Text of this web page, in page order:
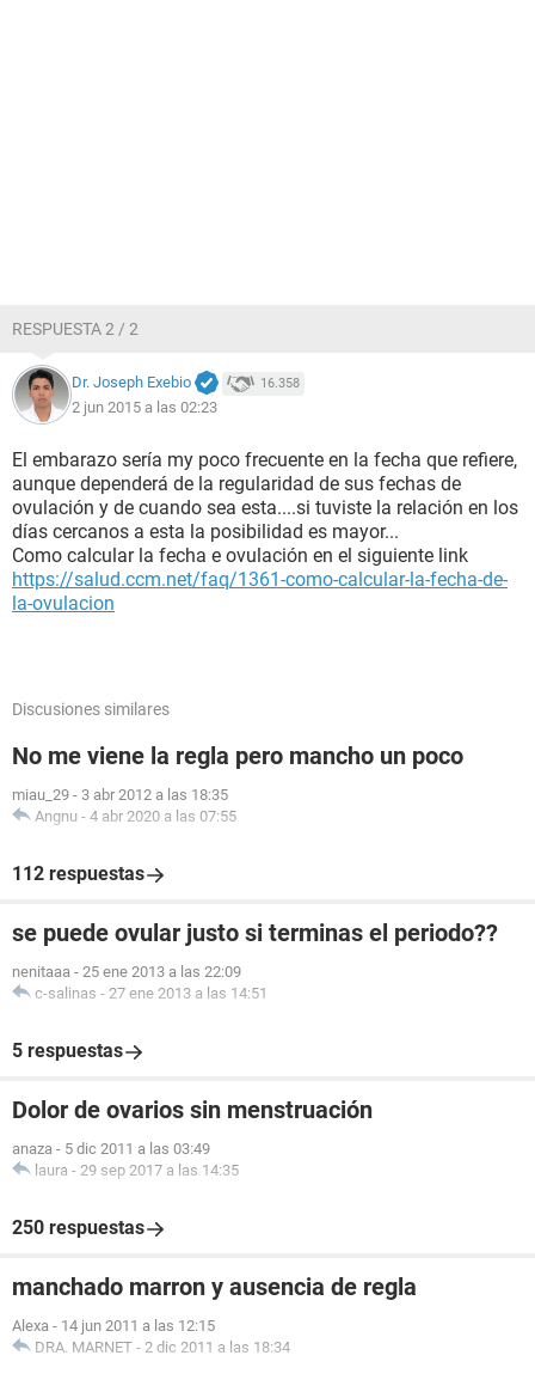
RESPUESTA 2 / 2
Dr. Joseph Exebio 16.358
2 jun 2015 a las 02:23
El embarazo sería my poco frecuente en la fecha que refiere,
aunque dependerá de la regularidad de sus fechas de
ovulación y de cuando sea esta....si tuviste la relación en los
días cercanos a esta la posibilidad es mayor...
Como calcular la fecha e ovulación en el siguiente link
https://salud.ccm.net/faq/1361-como-calcular-la-fecha-de-
la-ovulacion
Discusiones similares
No me viene la regla pero mancho un poco
miau_29 - 3 abr 2012 a las 18:35
Angnu - 4 abr 2020 a las 07:55
112 respuestas
se puede ovular justo si terminas el periodo??
nenitaaa - 25 ene 2013 a las 22:09
c-salinas - 27 ene 2013 a las 14:51
5 respuestas
Dolor de ovarios sin menstruación
anaza - 5 dic 2011 a las 03:49
laura - 29 sep 2017 a las 14:35
250 respuestas
manchado marron y ausencia de regla
Alexa - 14 jun 2011 a las 12:15
DRA. MARNET - 2 dic 2011 a las 18:34